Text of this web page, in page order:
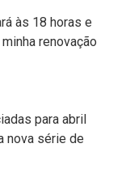
às 18 horas e
renovação
para abril
nova série de